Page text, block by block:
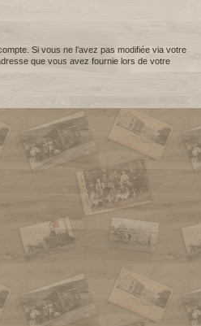
Si vous ne l’avez pas modifiée via votre
que vous avez fournie lors de votre